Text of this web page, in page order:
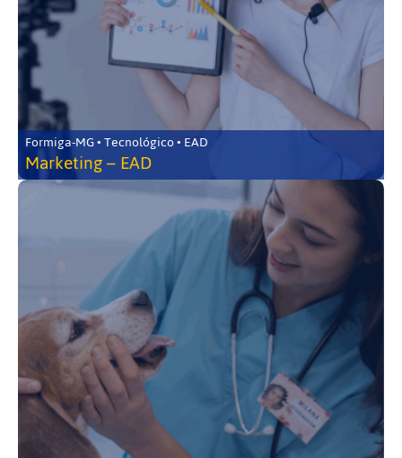
Formiga-MG • Tecnológico • EAD
Marketing – EAD